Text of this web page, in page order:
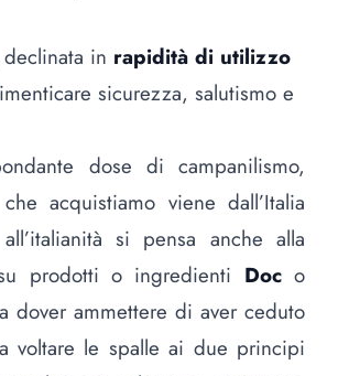
in rapidità di utilizzo
sicurezza, salutismo e
dose di campanilismo,
acquistiamo viene dall’Italia
si pensa anche alla
prodotti o ingredienti Doco
dover ammettere di aver ceduto
voltare le spalle ai due principi